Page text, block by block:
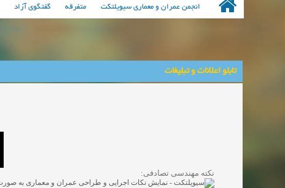
انجمن عمران و معماری سیویلتکت متفرقه گفتگوی آزاد
تابلو اعلانات و تبلیغات
نکته مهندسی تصادفی: